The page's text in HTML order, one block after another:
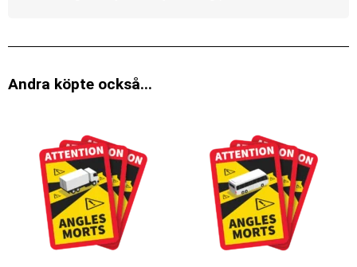
Andra köpte också...